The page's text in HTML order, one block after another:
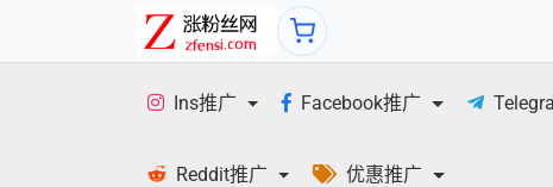
Ins推广 Facebook推广
Reddit推广 优惠推广